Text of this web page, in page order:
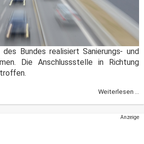
des Bundes realisiert Sanierungs- und
Die Anschlussstelle in Richtung
Weiterlesen ...
Anzeige